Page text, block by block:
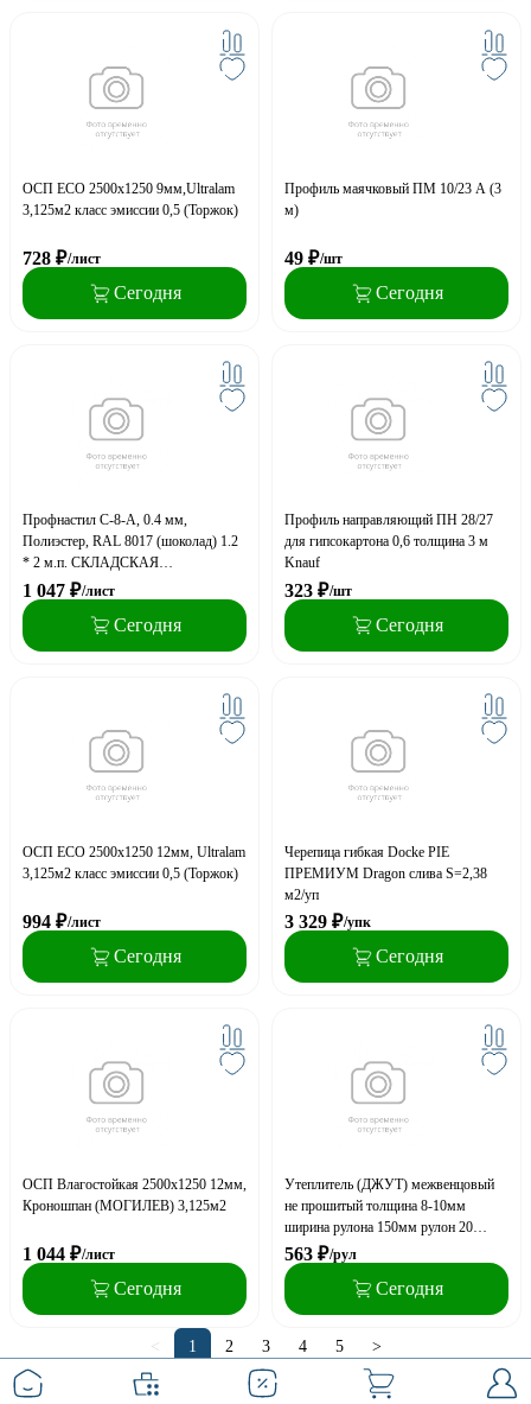
ОСП ECO 2500х1250 9мм,Ultralam
3,125м2 класс эмиссии 0,5 (Торжок)
728 ₽/лист
Сегодня
Профиль маячковый ПМ 10/23 А (3
м)
49 ₽/шт
Сегодня
Профнастил С-8-A, 0.4 мм,
Полиэстер, RAL 8017 (шоколад) 1.2
* 2 м.п. СКЛАДСКАЯ
ПРОГРАММА
1 047 ₽/лист
Сегодня
Профиль направляющий ПН 28/27
для гипсокартона 0,6 толщина 3 м
Knauf
323 ₽/шт
Сегодня
ОСП ECO 2500х1250 12мм, Ultralam
3,125м2 класс эмиссии 0,5 (Торжок)
994 ₽/лист
Сегодня
Черепица гибкая Docke PIE
ПРЕМИУМ Dragon слива S=2,38
м2/уп
3 329 ₽/упк
Сегодня
ОСП Влагостойкая 2500х1250 12мм,
Кроношпан (МОГИЛЕВ) 3,125м2
1 044 ₽/лист
Сегодня
Утеплитель (ДЖУТ) межвенцовый
не прошитый толщина 8-10мм
ширина рулона 150мм рулон 20
пог.м, плотность 500-600 г/м2
563 ₽/рул
Сегодня
< 1 2 3 4 5 >